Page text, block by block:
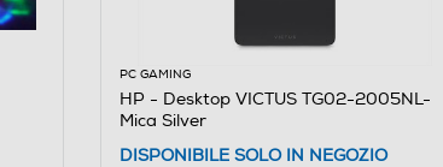
PC GAMING
HP - Desktop VICTUS TG02-2005NL-
Mica Silver
DISPONIBILE SOLO IN NEGOZIO